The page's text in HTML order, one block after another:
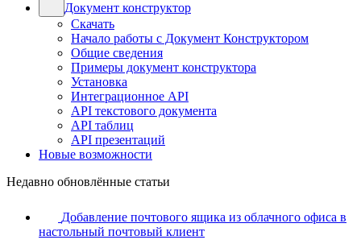
Документ конструктор
Скачать
Начало работы с Документ Конструктором
Общие сведения
Примеры документ конструктора
Установка
Интеграционное API
API текстового документа
API таблиц
API презентаций
Новые возможности
Недавно обновлённые статьи
Добавление почтового ящика из облачного офиса в
настольный почтовый клиент